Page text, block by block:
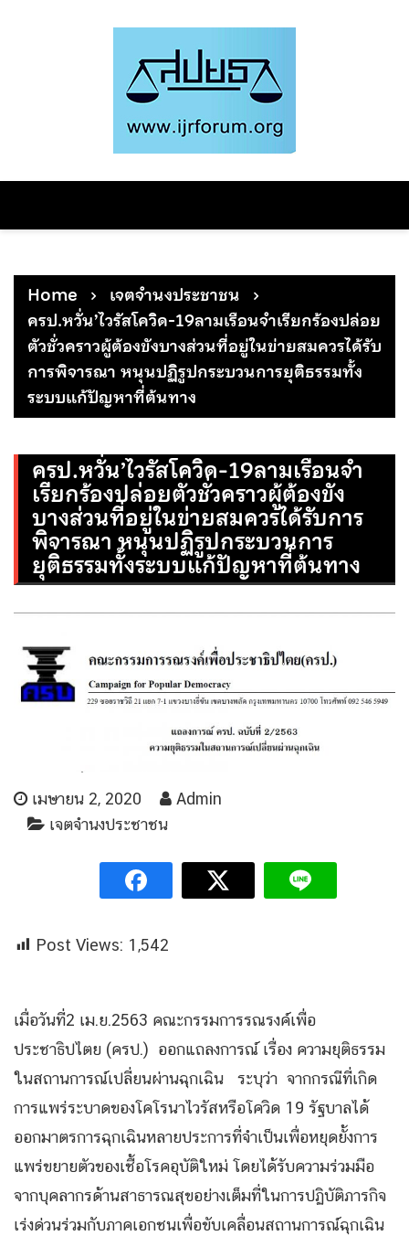
Home
เจตจำนงประชาชน
ครป.หวั่น’ไวรัสโควิด-19ลามเรือนจำเรียกร้องปล่อย
ตัวชั่วคราวผู้ต้องขังบางส่วนที่อยู่ในข่ายสมควรได้รับ
การพิจารณา หนุนปฏิรูปกระบวนการยุติธรรมทั้ง
ระบบแก้ปัญหาที่ต้นทาง
ครป.หวั่น’ไวรัสโควิด-19ลามเรือนจำ
เรียกร้องปล่อยตัวชั่วคราวผู้ต้องขัง
บางส่วนที่อยู่ในข่ายสมควรได้รับการ
พิจารณา หนุนปฏิรูปกระบวนการ
ยุติธรรมทั้งระบบแก้ปัญหาที่ต้นทาง
เมษายน 2, 2020
Admin
เจตจำนงประชาชน
Post Views: 1,542
เมื่อวันที่2 เม.ย.2563 คณะกรรมการรณรงค์เพื่อ
ประชาธิปไตย (ครป.) ออกแถลงการณ์ เรื่อง ความยุติธรรม
ในสถานการณ์เปลี่ยนผ่านฉุกเฉิน ระบุว่า จากกรณีที่เกิด
การแพร่ระบาดของโคโรนาไวรัสหรือโควิด 19 รัฐบาลได้
ออกมาตรการฉุกเฉินหลายประการที่จำเป็นเพื่อหยุดยั้งการ
แพร่ขยายตัวของเชื้อโรคอุบัติใหม่ โดยได้รับความร่วมมือ
จากบุคลากรด้านสาธารณสุขอย่างเต็มที่ในการปฏิบัติภารกิจ
เร่งด่วนร่วมกับภาคเอกชนเพื่อขับเคลื่อนสถานการณ์ฉุกเฉิน